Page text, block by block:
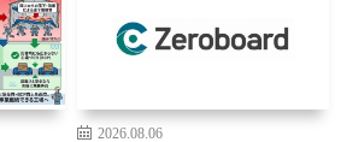
2026.08.06